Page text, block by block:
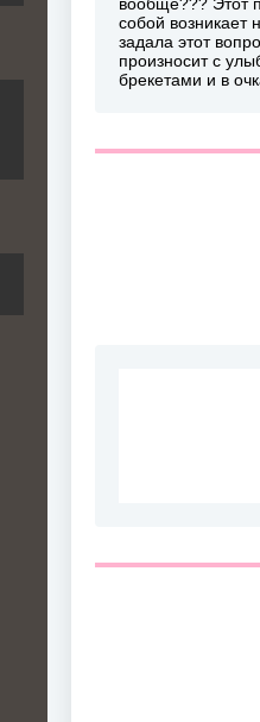
собой возникает
задала этот
произносит с
брекетами и в